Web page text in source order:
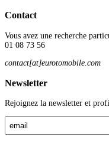
Contact
Vous avez une recherche
01 08 73 56
contact[at]eurotomobile.com
Newsletter
Rejoignez la newsletter et